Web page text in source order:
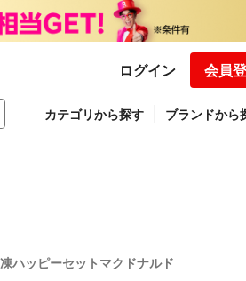
ログイン 会員
カテゴリから探す ブランドから
ハッピーセットマクドナルド